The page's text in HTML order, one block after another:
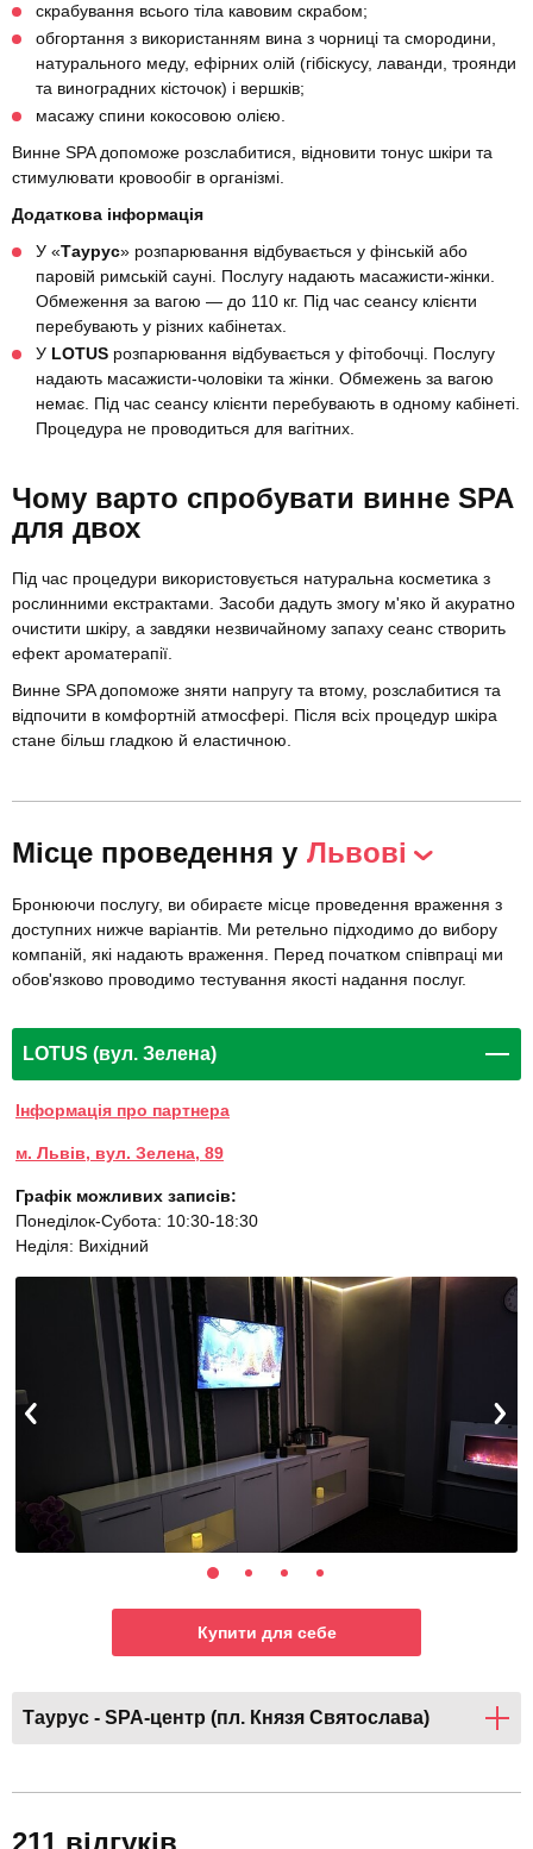
скрабування всього тіла кавовим скрабом;
обгортання з використанням вина з чорниці та смородини,
натурального меду, ефірних олій (гібіскусу, лаванди, троянди
та виноградних кісточок) і вершків;
масажу спини кокосовою олією.
Винне SPA допоможе розслабитися, відновити тонус шкіри та
стимулювати кровообіг в організмі.
Додаткова інформація
У «Таурус» розпарювання відбувається у фінській або
паровій римській сауні. Послугу надають масажисти-жінки.
Обмеження за вагою — до 110 кг. Під час сеансу клієнти
перебувають у різних кабінетах.
У LOTUS розпарювання відбувається у фітобочці. Послугу
надають масажисти-чоловіки та жінки. Обмежень за вагою
немає. Під час сеансу клієнти перебувають в одному кабінеті.
Процедура не проводиться для вагітних.
Чому варто спробувати винне SPA
для двох
Під час процедури використовується натуральна косметика з
рослинними екстрактами. Засоби дадуть змогу м'яко й акуратно
очистити шкіру, а завдяки незвичайному запаху сеанс створить
ефект ароматерапії.
Винне SPA допоможе зняти напругу та втому, розслабитися та
відпочити в комфортній атмосфері. Після всіх процедур шкіра
стане більш гладкою й еластичною.
Місце проведення у Львові
Бронюючи послугу, ви обираєте місце проведення враження з
доступних нижче варіантів. Ми ретельно підходимо до вибору
компаній, які надають враження. Перед початком співпраці ми
обов'язково проводимо тестування якості надання послуг.
LOTUS (вул. Зелена)
Інформація про партнера
м. Львів, вул. Зелена, 89
Графік можливих записів:
Понеділок-Субота: 10:30-18:30
Неділя: Вихідний
Купити для себе
Таурус - SPA-центр (пл. Князя Святослава)